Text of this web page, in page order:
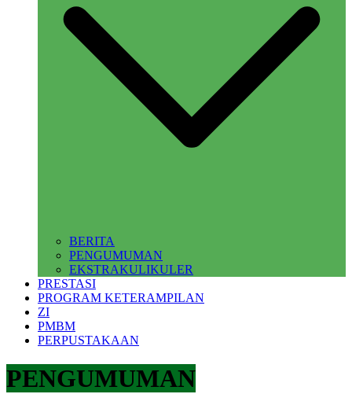
BERITA
PENGUMUMAN
EKSTRAKULIKULER
PRESTASI
PROGRAM KETERAMPILAN
ZI
PMBM
PERPUSTAKAAN
PENGUMUMAN